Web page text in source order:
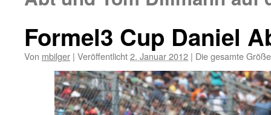
Formel3 Cup Daniel
Von mbilger | Veröffentlicht2. Januar 2012 | Die gesamte